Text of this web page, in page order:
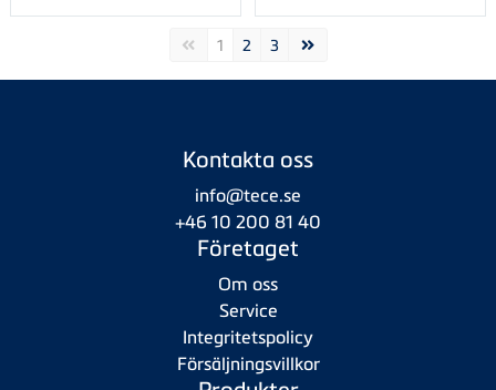
Forrige side
1 2 3 Neste side
Kontakta oss
info@tece.se
+46 10 200 81 40
Företaget
Om oss
Service
Integritetspolicy
Försäljningsvillkor